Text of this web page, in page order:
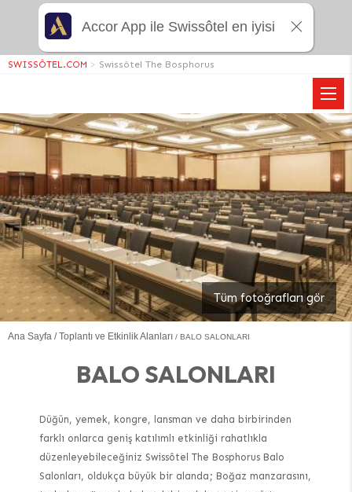
Tüm fotoğrafları gör
Ana Sayfa Toplantı ve Etkinlik Alanları BALO SALONLARI
BALO SALONLARI
Düğün, yemek, kongre, lansman ve daha birbirinden
farklı onlarca geniş katılımlı etkinliği rahatlıkla
düzenleyebileceğiniz Swissôtel The Bosphorus Balo
Salonları, oldukça büyük bir alanda; Boğaz manzarasını,
SWISSÔTEL.COM > Swissôtel The Bosphorus
Accor App ile Swissôtel en iyisi